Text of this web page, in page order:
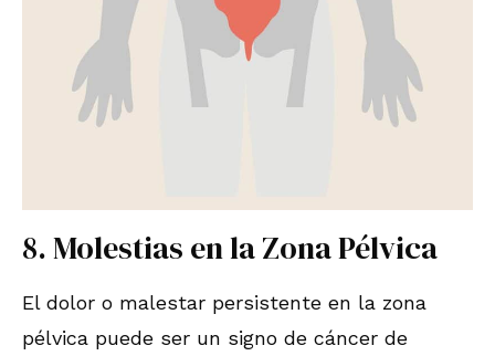
8. Molestias en la Zona Pélvica
El dolor o malestar persistente en la zona
pélvica puede ser un signo de cáncer de